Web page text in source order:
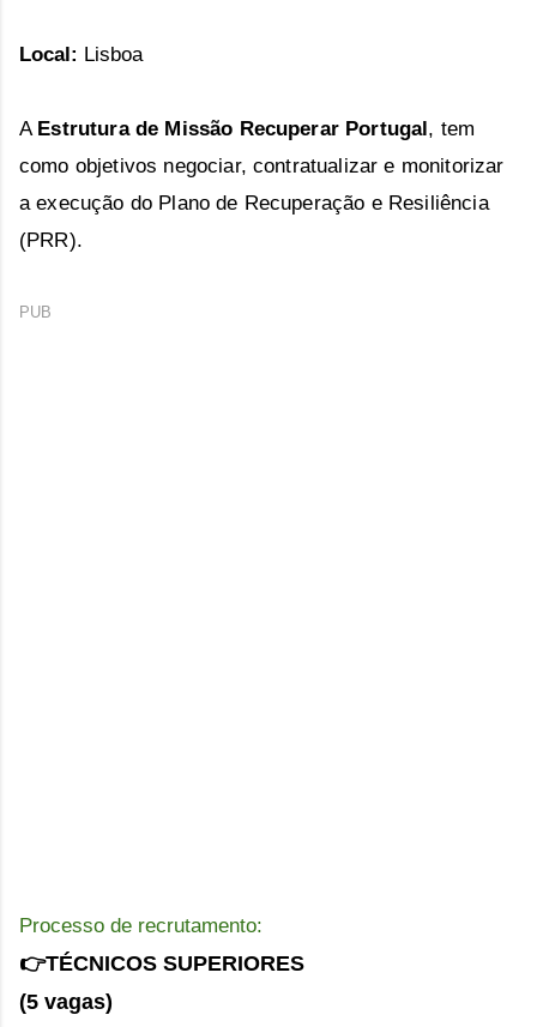
Local: Lisboa
A Estrutura de Missão Recuperar Portugal, tem
como objetivos negociar, contratualizar e monitorizar
a execução do Plano de Recuperação e Resiliência
(PRR).
PUB
Processo de recrutamento:
👉TÉCNICOS SUPERIORES
(5 vagas)